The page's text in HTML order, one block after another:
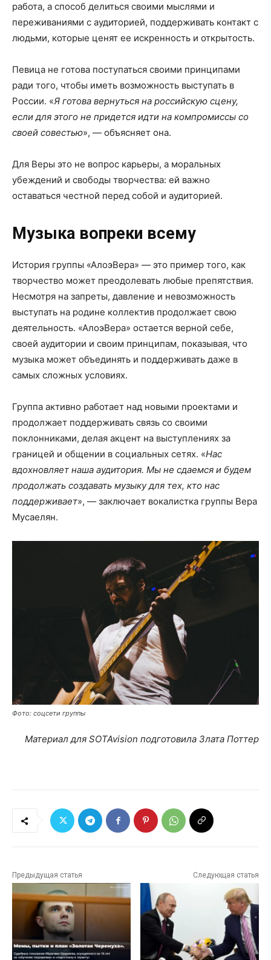
работа, а способ делиться своими мыслями и
переживаниями с аудиторией, поддерживать контакт с
людьми, которые ценят ее искренность и открытость.
Певица не готова поступаться своими принципами
ради того, чтобы иметь возможность выступать в
России. «Я готова вернуться на российскую сцену,
если для этого не придется идти на компромиссы со
своей совестью», — объясняет она.
Для Веры это не вопрос карьеры, а моральных
убеждений и свободы творчества: ей важно
оставаться честной перед собой и аудиторией.
Музыка вопреки всему
История группы «АлоэВера» — это пример того, как
творчество может преодолевать любые препятствия.
Несмотря на запреты, давление и невозможность
выступать на родине коллектив продолжает свою
деятельность. «АлоэВера» остается верной себе,
своей аудитории и своим принципам, показывая, что
музыка может объединять и поддерживать даже в
самых сложных условиях.
Группа активно работает над новыми проектами и
продолжает поддерживать связь со своими
поклонниками, делая акцент на выступлениях за
границей и общении в социальных сетях. «Нас
вдохновляет наша аудитория. Мы не сдаемся и будем
продолжать создавать музыку для тех, кто нас
поддерживает», — заключает вокалистка группы Вера
Мусаелян.
Фото: соцсети группы
Материал для SOTAvision подготовила Злата Поттер
Предыдущая статья Следующая статья